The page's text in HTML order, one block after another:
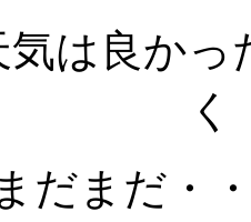
気は良か
く
だまだ・